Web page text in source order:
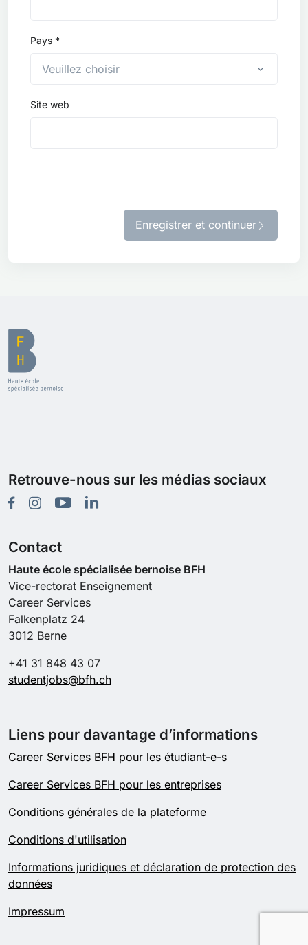
Pays *
Veuillez choisir
Site web
Enregistrer et continuer
Retrouve-nous sur les médias sociaux
Contact
Haute école spécialisée bernoise BFH
Vice-rectorat Enseignement
Career Services
Falkenplatz 24
3012 Berne
+41 31 848 43 07
studentjobs@bfh.ch
Liens pour davantage d’informations
Career Services BFH pour les étudiant-e-s
Career Services BFH pour les entreprises
Conditions générales de la plateforme
Conditions d'utilisation
Informations juridiques et déclaration de protection des
données
Impressum